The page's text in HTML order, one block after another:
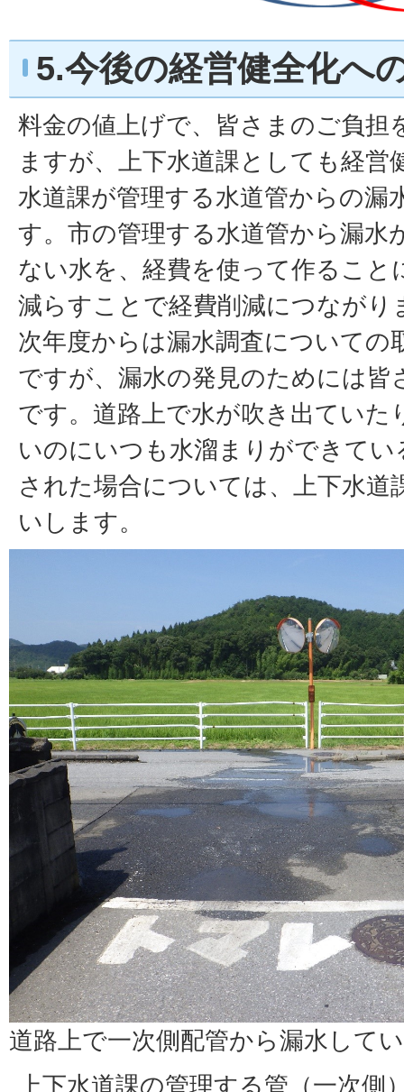
5.今後の経営健全化へ
料金の値上げで、皆さまのご負担
ますが、上下水道課としても経営
水道課が管理する水道管からの漏
す。市の管理する水道管から漏水
ない水を、経費を使って作ること
減らすことで経費削減につながり
次年度からは漏水調査についての
ですが、漏水の発見のためには皆
です。道路上で水が吹き出ていた
いのにいつも水溜まりができて
された場合については、上下水道
いします。
道路上で一次側配管から漏水して
上下水道課の管理する管（一次側